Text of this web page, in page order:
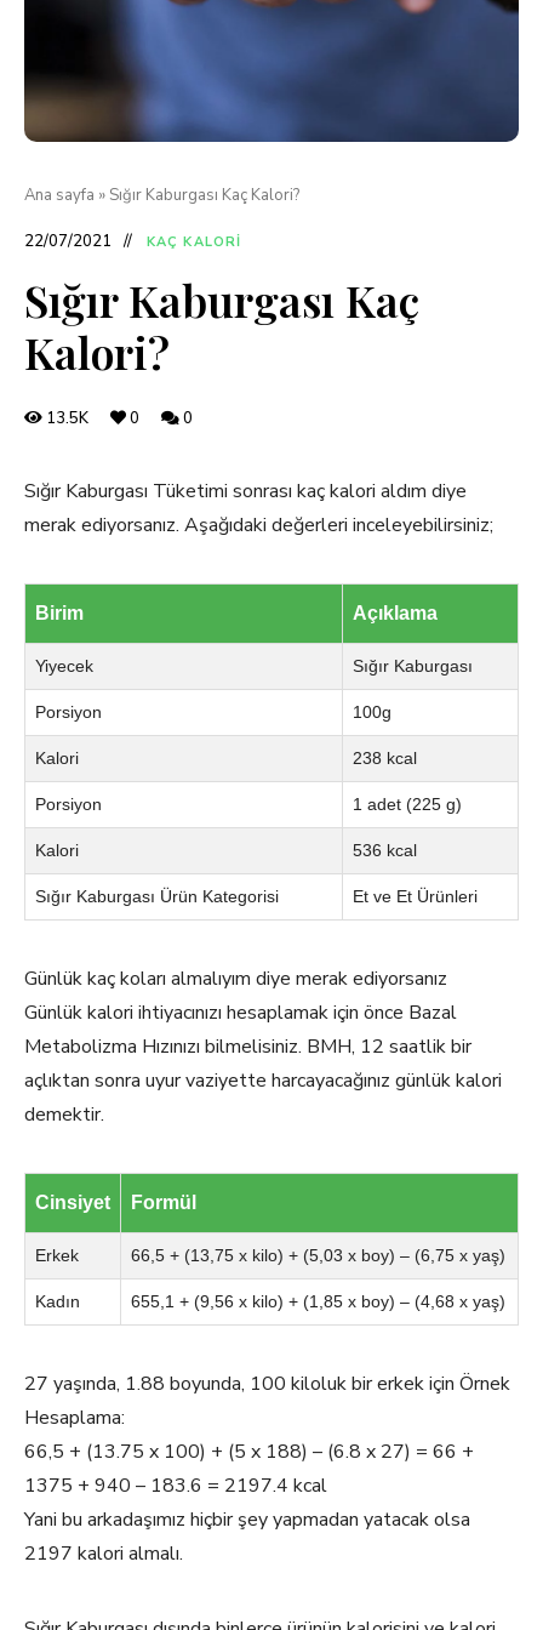
Ana sayfa » Sığır Kaburgası Kaç Kalori?
22/07/2021 KAÇ KALORI
Sığır Kaburgası Kaç
Kalori?
13.5K 0 0
Sığır Kaburgası Tüketimi sonrası kaç kalori aldım diye
merak ediyorsanız. Aşağıdaki değerleri inceleyebilirsiniz;
Birim Açıklama
Yiyecek Sığır Kaburgası
Porsiyon 100g
Kalori 238 kcal
Porsiyon 1 adet (225 g)
Kalori 536 kcal
Sığır Kaburgası Ürün Kategorisi Et ve Et Ürünleri
Günlük kaç koları almalıyım diye merak ediyorsanız
Günlük kalori ihtiyacınızı hesaplamak için önce Bazal
Metabolizma Hızınızı bilmelisiniz. BMH, 12 saatlik bir
açlıktan sonra uyur vaziyette harcayacağınız günlük kalori
demektir.
Cinsiyet Formül
Erkek 66,5 + (13,75 x kilo) + (5,03 x boy) – (6,75 x yaş)
Kadın 655,1 + (9,56 x kilo) + (1,85 x boy) – (4,68 x yaş)
27 yaşında, 1.88 boyunda, 100 kiloluk bir erkek için Örnek
Hesaplama:
66,5 + (13.75 x 100) + (5 x 188) – (6.8 x 27) = 66 +
1375 + 940 – 183.6 = 2197.4 kcal
Yani bu arkadaşımız hiçbir şey yapmadan yatacak olsa
2197 kalori almalı.